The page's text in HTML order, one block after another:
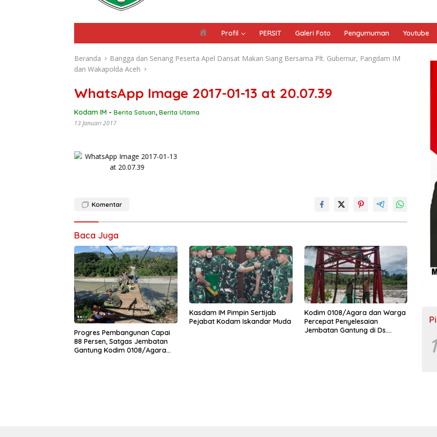
e
a
Profil PERSIT Galeri Foto Pengumuman Youtube
Beranda
Bangga dan Senang Peserta Apel Dansat Makan Siang Bersama Plt. Gubernur, Pangdam IM
dan Wakapolda Aceh
WhatsApp Image 2017-01-13 at 20.07.39
Kodam IM - Berita Satuan, Berita Utama
13 Januari 2017
Komentar
Baca Juga
Progres Pembangunan Capai
88 Persen, Satgas Jembatan
Gantung Kodim 0108/Agara
Kasdam IM Pimpin Sertijab
Pejabat Kodam Iskandar Muda
Kodim 0108/Agara dan Warga
Percepat Penyelesaian
Jembatan Gantung di Ds.
1